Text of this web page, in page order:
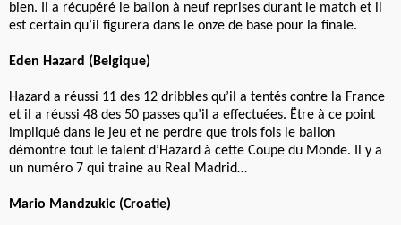
bien. Il a récupéré le ballon à neuf reprises durant le match et il
est certain qu’il figurera dans le onze de base pour la finale.
Eden Hazard (Belgique)
Hazard a réussi 11 des 12 dribbles qu’il a tentés contre la France
et il a réussi 48 des 50 passes qu’il a effectuées. Ëtre à ce point
impliqué dans le jeu et ne perdre que trois fois le ballon
démontre tout le talent d’Hazard à cette Coupe du Monde. Il y a
un numéro 7 qui traine au Real Madrid…
Mario Mandzukic (Croatie)